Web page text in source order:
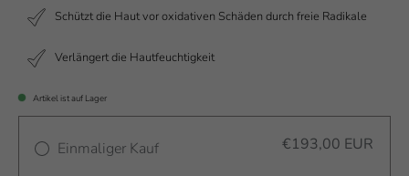
Schützt die Haut vor oxidativen Schäden durch freie Radikale
Verlängert die Hautfeuchtigkeit
Artikel ist auf Lager
Einmaliger Kauf €193,00 EUR